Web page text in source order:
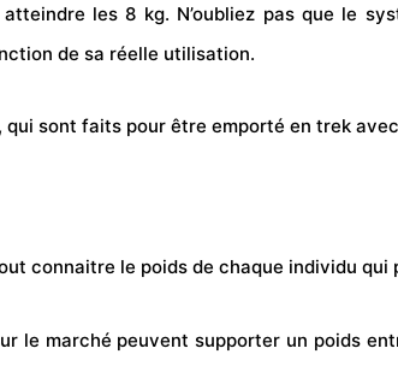
atteindre les 8 kg. N’oubliez pas que le
de sa réelle utilisation.
sont faits pour être emporté en trek
connaitre le poids de chaque individu qui
le marché peuvent supporter un poids